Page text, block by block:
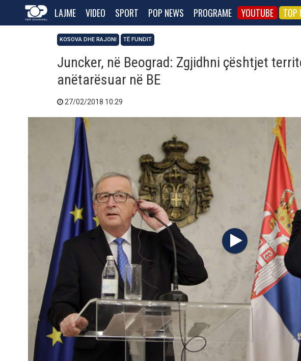
LAJME VIDEO SPORT POP NEWS PROGRAME YOUTUBE TOP
KOSOVA DHE RAJONI TË FUNDIT
Juncker, në Beograd: Zgjidhni çështjet
anëtarësuar në BE
27/02/2018 10:29